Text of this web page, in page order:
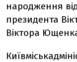
народження
президента
Віктора